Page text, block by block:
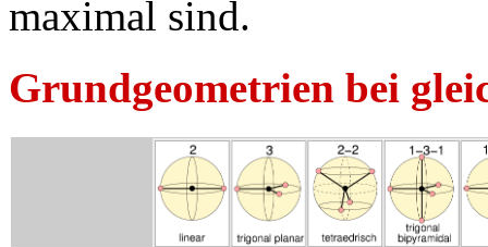
maximal sind.
Grundgeometrien bei